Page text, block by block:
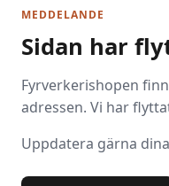
MEDDELANDE
Sidan har
Fyrverkerishopen
adressen. Vi har
Uppdatera gärna